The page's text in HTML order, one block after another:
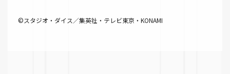
©スタジオ・ダイス／集英社・テレビ東京・KONAMI